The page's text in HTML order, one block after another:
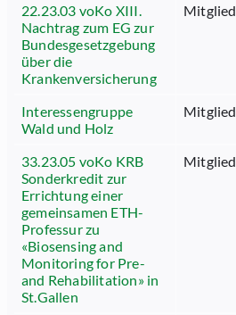
22.23.03 voKo XIII.
Nachtrag zum EG zur
Bundesgesetzgebung
über die
Krankenversicherung
Mitglied
Interessengruppe
Wald und Holz
Mitglied
33.23.05 voKo KRB
Sonderkredit zur
Errichtung einer
gemeinsamen ETH-
Professur zu
«Biosensing and
Monitoring for Pre-
and Rehabilitation» in
St.Gallen
Mitglied